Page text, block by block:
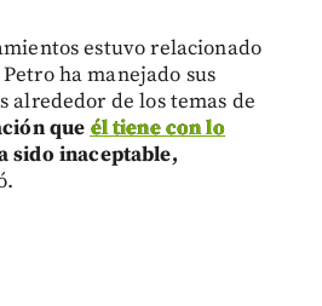
estuvo relacionado
ha manejado sus
alrededor de los temas de
que él tiene con lo
sido inaceptable,